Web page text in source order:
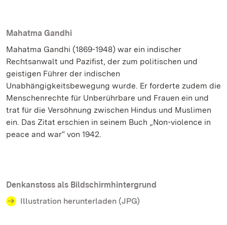
Mahatma Gandhi
Mahatma Gandhi (1869-1948) war ein indischer
Rechtsanwalt und Pazifist, der zum politischen und
geistigen Führer der indischen
Unabhängigkeitsbewegung wurde. Er forderte zudem die
Menschenrechte für Unberührbare und Frauen ein und
trat für die Versöhnung zwischen Hindus und Muslimen
ein. Das Zitat erschien in seinem Buch „Non-violence in
peace and war“ von 1942.
Denkanstoss als Bildschirmhintergrund
Illustration herunterladen (JPG)